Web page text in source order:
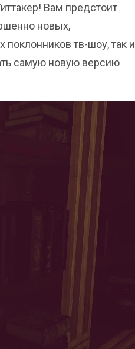
Вам предстоит
новых,
тв-шоу, так и
самую новую версию